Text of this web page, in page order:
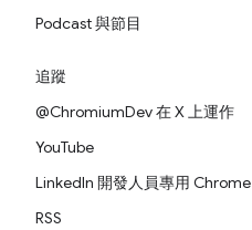
Podcast 與節目
追蹤
@ChromiumDev 在 X 上運作
YouTube
LinkedIn 開發人員專用 Chrome
RSS